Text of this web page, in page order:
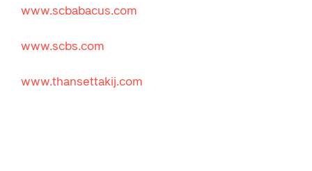
www.scbabacus.com
www.scbs.com
www.thansettakij.com